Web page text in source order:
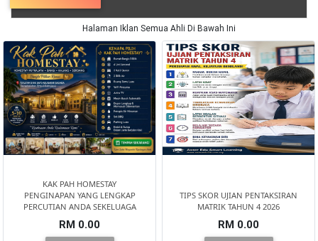
Halaman Iklan Semua Ahli Di Bawah Ini
KAK PAH HOMESTAY
PENGINAPAN YANG LENGKAP
PERCUTIAN ANDA SEKELUAGA
RM 0.00
TIPS SKOR UJIAN PENTAKSIRAN
MATRIK TAHUN 4 2026
RM 0.00
DIGITAL(29)
MAKANAN(25)
PERNIAGAAN(41)
KENDERAAN(6)
ELEKTRONIK(5)